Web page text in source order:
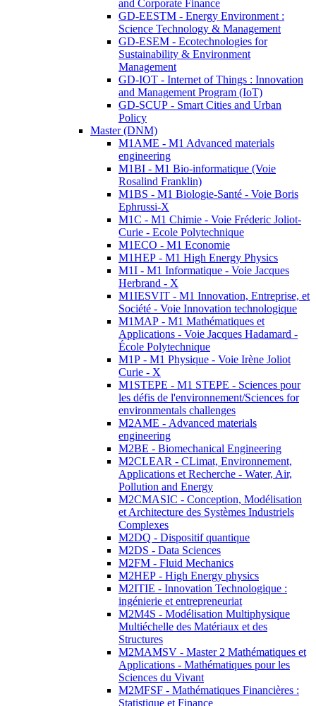
and Corporate Finance
GD-EESTM - Energy Environment :
Science Technology & Management
GD-ESEM - Ecotechnologies for
Sustainability & Environment
Management
GD-IOT - Internet of Things : Innovation
and Management Program (IoT)
GD-SCUP - Smart Cities and Urban
Policy
Master (DNM)
M1AME - M1 Advanced materials
engineering
M1BI - M1 Bio-informatique (Voie
Rosalind Franklin)
M1BS - M1 Biologie-Santé - Voie Boris
Ephrussi-X
M1C - M1 Chimie - Voie Fréderic Joliot-
Curie - Ecole Polytechnique
M1ECO - M1 Economie
M1HEP - M1 High Energy Physics
M1I - M1 Informatique - Voie Jacques
Herbrand - X
M1IESVIT - M1 Innovation, Entreprise, et
Société - Voie Innovation technologique
M1MAP - M1 Mathématiques et
Applications - Voie Jacques Hadamard -
École Polytechnique
M1P - M1 Physique - Voie Irène Joliot
Curie - X
M1STEPE - M1 STEPE - Sciences pour
les défis de l'environnement/Sciences for
environmentals challenges
M2AME - Advanced materials
engineering
M2BE - Biomechanical Engineering
M2CLEAR - CLimat, Environnement,
Applications et Recherche - Water, Air,
Pollution and Energy
M2CMASIC - Conception, Modélisation
et Architecture des Systèmes Industriels
Complexes
M2DQ - Dispositif quantique
M2DS - Data Sciences
M2FM - Fluid Mechanics
M2HEP - High Energy physics
M2ITIE - Innovation Technologique :
ingénierie et entrepreneuriat
M2M4S - Modélisation Multiphysique
Multiéchelle des Matériaux et des
Structures
M2MAMSV - Master 2 Mathématiques et
Applications - Mathématiques pour les
Sciences du Vivant
M2MFSF - Mathématiques Financières :
Statistique et Finance